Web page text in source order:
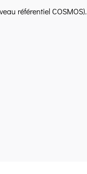
référentiel COSMOS).